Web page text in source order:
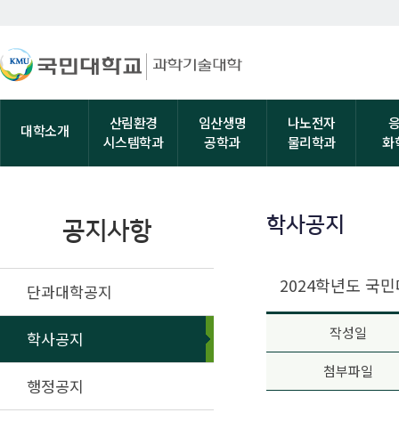
대학소개
산림환경
시스템학과
임산생명
공학과
나노전자
물리학과
화
공지사항
단과대학공지
학사공지
행정공지
학사공지
2024학년도 국
작성일
첨부파일